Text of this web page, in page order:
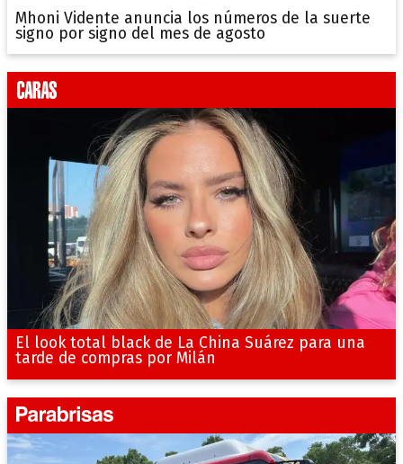
Mhoni Vidente anuncia los números de la suerte
signo por signo del mes de agosto
El look total black de La China Suárez para una
tarde de compras por Milán